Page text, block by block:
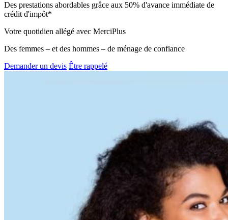
Des prestations abordables grâce aux 50% d'avance immédiate de
crédit d'impôt*
Votre quotidien allégé avec MerciPlus
Des femmes – et des hommes – de ménage de confiance
Demander un devis Être rappelé